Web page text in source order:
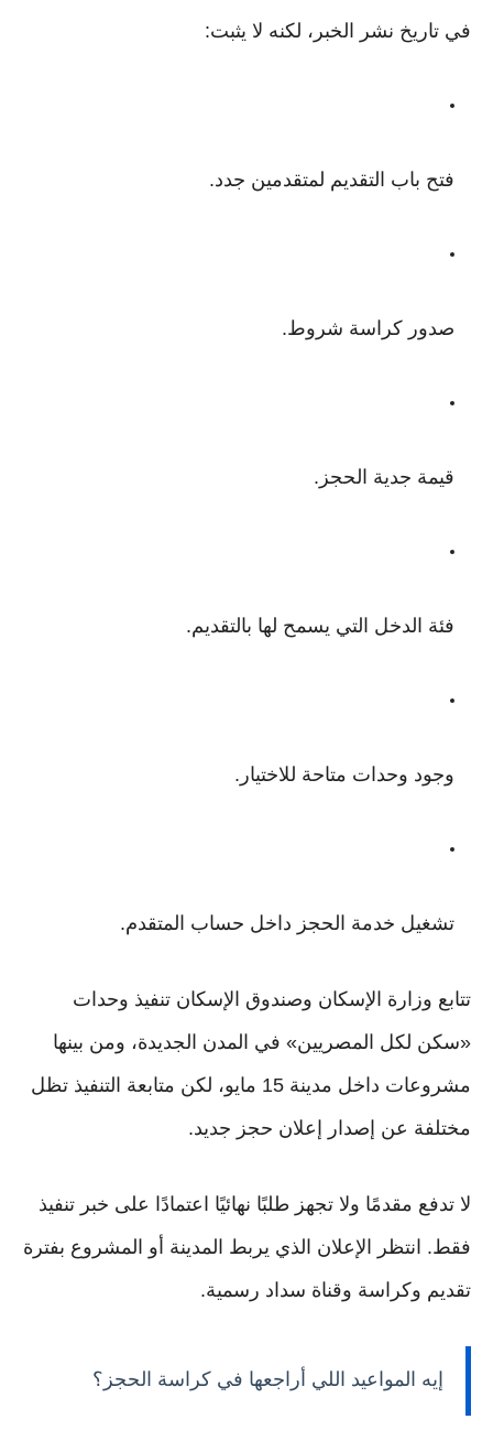
في تاريخ نشر الخبر، لكنه لا يثبت:
فتح باب التقديم لمتقدمين جدد.
صدور كراسة شروط.
قيمة جدية الحجز.
فئة الدخل التي يسمح لها بالتقديم.
وجود وحدات متاحة للاختيار.
تشغيل خدمة الحجز داخل حساب المتقدم.
تتابع وزارة الإسكان وصندوق الإسكان تنفيذ وحدات
«سكن لكل المصريين» في المدن الجديدة، ومن بينها
مشروعات داخل مدينة 15 مايو، لكن متابعة التنفيذ تظل
مختلفة عن إصدار إعلان حجز جديد.
لا تدفع مقدمًا ولا تجهز طلبًا نهائيًا اعتمادًا على خبر تنفيذ
فقط. انتظر الإعلان الذي يربط المدينة أو المشروع بفترة
تقديم وكراسة وقناة سداد رسمية.
إيه المواعيد اللي أراجعها في كراسة الحجز؟